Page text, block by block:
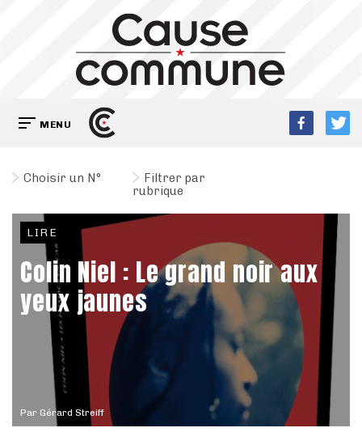
MENU
Choisir un N°
Filtrer par
rubrique
Par Gérard Streiff
LIRE
Colin Niel : Le grand noir aux
yeux jaunes